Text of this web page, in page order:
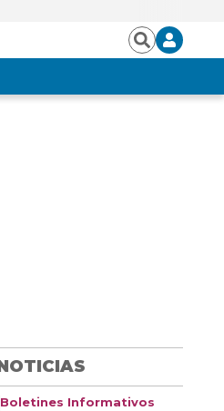
BuscarIniciar
sesión
Boletines Informativos